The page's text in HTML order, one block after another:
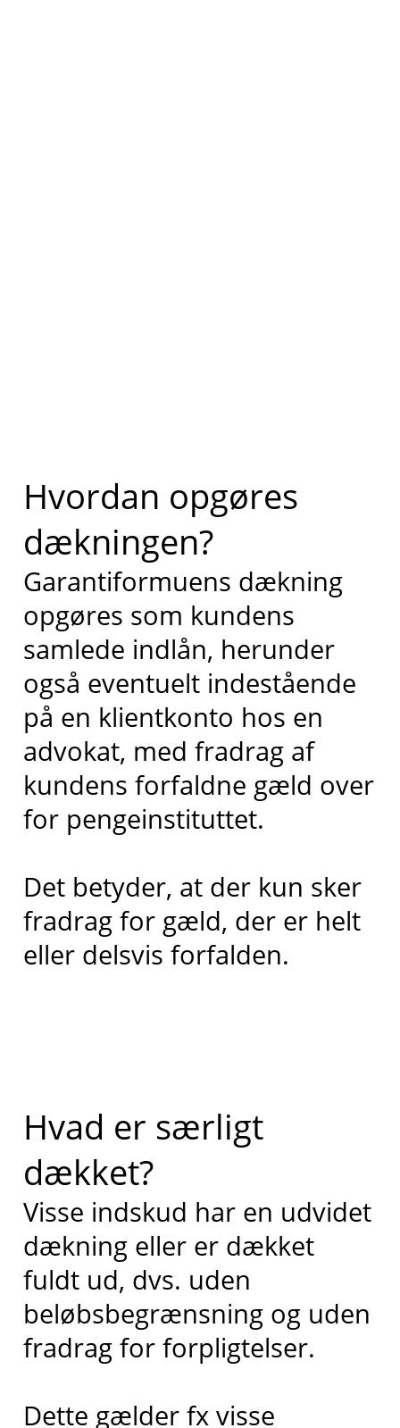
Hvordan opgøres
dækningen?
Garantiformuens dækning
opgøres som kundens
samlede indlån, herunder
også eventuelt indestående
på en klientkonto hos en
advokat, med fradrag af
kundens forfaldne gæld over
for pengeinstituttet.
Det betyder, at der kun sker
fradrag for gæld, der er helt
eller delsvis forfalden.
Hvad er særligt
dækket?
Visse indskud har en udvidet
dækning eller er dækket
fuldt ud, dvs. uden
beløbsbegrænsning og uden
fradrag for forpligtelser.
Dette gælder fx visse